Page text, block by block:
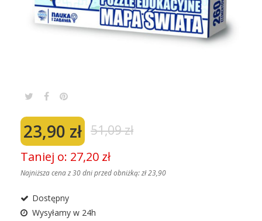
23,90 zł 51,09 zł
Taniej o: 27,20 zł
Najniższa cena z 30 dni przed obniżką:zł 23,90
Dostępny
Wysyłamy w 24h